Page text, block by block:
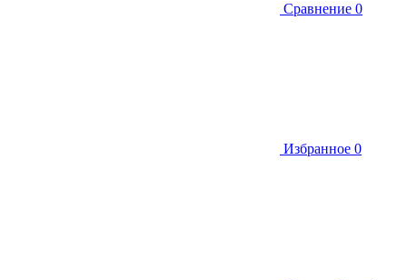
Сравнение 0
Избранное 0